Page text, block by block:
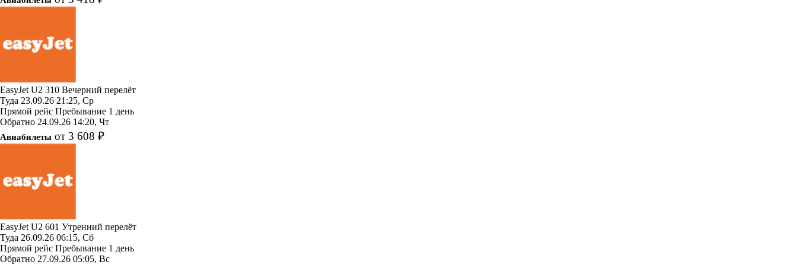
EasyJet U2 310 Вечерний перелёт
Туда 23.09.26 21:25, Ср
Прямой рейс Пребывание 1 день
Обратно 24.09.26 14:20, Чт
Авиабилеты от 3 608 ₽
EasyJet U2 601 Утренний перелёт
Туда 26.09.26 06:15, Сб
Прямой рейс Пребывание 1 день
Обратно 27.09.26 05:05, Вс